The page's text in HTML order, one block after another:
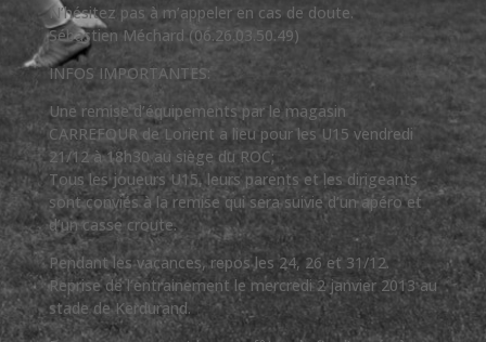
N’hésitez pas à m’appeler en cas de doute.
Sébastien Méchard (06.26.03.50.49)
INFOS IMPORTANTES:
Une remise d’équipements par le magasin
CARREFOUR de Lorient a lieu pour les U15 vendredi
21/12 à 18h30 au siège du ROC;
Tous les joueurs U15, leurs parents et les dirigeants
sont conviés à la remise qui sera suivie d’un apéro et
d’un casse croute.
Pendant les vacances, repos les 24, 26 et 31/12.
Reprise de l’entrainement le mercredi 2 janvier 2013 au
stade de Kerdurand.